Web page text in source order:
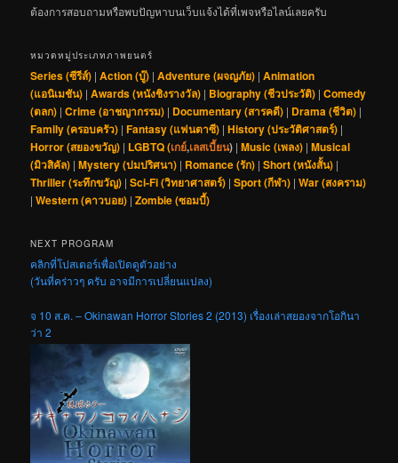
ต้องการสอบถามหรือพบปัญหาบนเว็บแจ้งได้ที่เพจหรือไลน์เลยครับ
หมวดหมู่ประเภทภาพยนตร์
Series (ซีรีส์) |Action (บู๊) |Adventure (ผจญภัย) |Animation
(แอนิเมชัน) |Awards (หนังชิงรางวัล) | Biography (ชีวประวัติ) |Comedy
(ตลก) |Crime (อาชญากรรม) | Documentary (สารคดี) | Drama (ชีวิต) |
Family (ครอบครัว) |Fantasy (แฟนตาซี) |History (ประวัติศาสตร์) |
Horror (สยองขวัญ) | LGBTQ (เกย์,เลสเบี้ยน) |Music (เพลง) |Musical
(มิวสิคัล) |Mystery (ปมปริศนา) | Romance (รัก) |Short (หนังสั้น) |
Thriller (ระทึกขวัญ) |Sci-Fi (วิทยาศาสตร์) |Sport (กีฬา) |War (สงคราม)
|Western (คาวบอย) |Zombie (ซอมบี้)
NEXT PROGRAM
คลิกที่โปสเตอร์เพื่อเปิดดูตัวอย่าง
(วันที่คร่าวๆ ครับ อาจมีการเปลี่ยนแปลง)
จ 10 ส.ค. – Okinawan Horror Stories 2 (2013) เรื่องเล่าสยองจากโอกินา
ว่า 2